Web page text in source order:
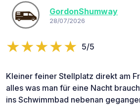
GordonShumway
28/07/2026
5/5
Kleiner feiner Stellplatz direkt am
alles was man für eine Nacht
ins Schwimmbad nebenan